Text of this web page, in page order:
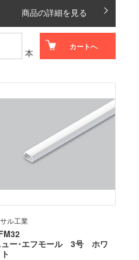
商品の詳細を見る
本
カートへ
ル工業
ュー･エフモール 3号 ホワ